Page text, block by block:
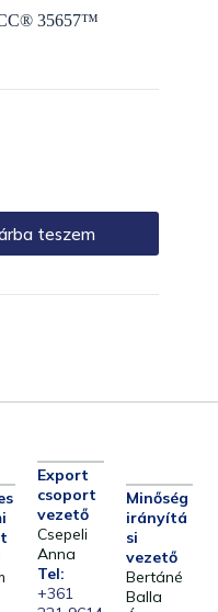
35657™
teszem
Export
csoport
vezető
Csepeli
Anna
Tel:
+361
Minőség
irányítá
si
vezető
Bertáné
Balla